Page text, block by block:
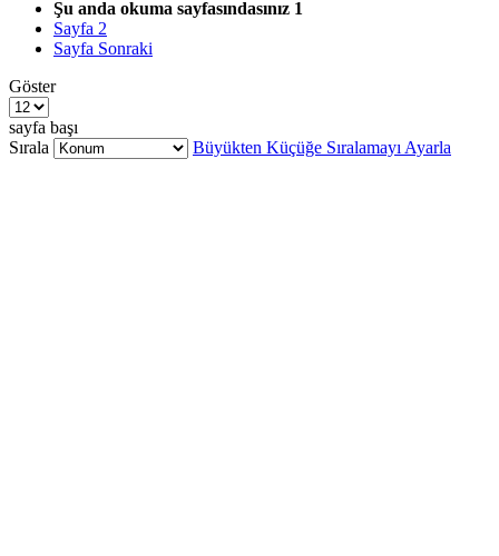
Şu anda okuma sayfasındasınız 1
Sayfa 2
Sayfa Sonraki
Göster
sayfa başı
Sırala
Büyükten Küçüğe Sıralamayı Ayarla